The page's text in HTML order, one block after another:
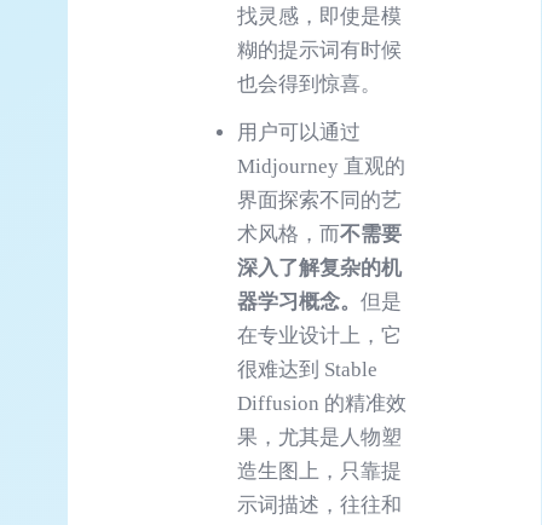
找灵感，即使是模
糊的提示词有时候
也会得到惊喜。
用户可以通过
Midjourney 直观的
界面探索不同的艺
术风格，而不需要
深入了解复杂的机
器学习概念。 但是
在专业设计上，它
很难达到 Stable
Diffusion 的精准效
果，尤其是人物塑
造生图上，只靠提
示词描述，往往和